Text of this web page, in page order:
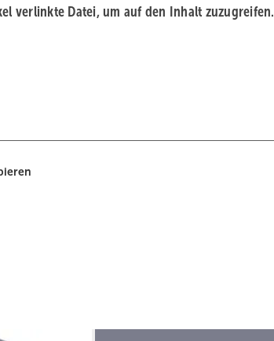
verlinkte Datei, um auf den Inhalt zuzugreifen.